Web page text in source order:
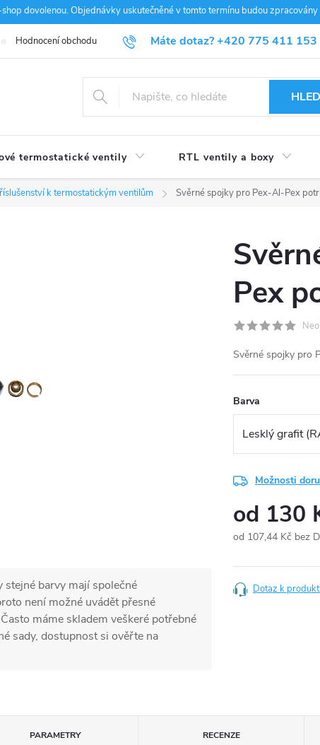
dovolenou. Objednávky uskutečněné v tomto termínu budou
Máte dotaz?+420 775 411 153
Hodnocení obchodu Blog
termostatické ventily RTL ventily a boxy
k termostatickým ventilům Svěrné spojky pro Pex-Al-Pex
stejné barvy mají společné
není možné uvádět přesné
máme skladem veškeré potřebné
sady, dostupnost si ověřte na
Pex
Svěrné spojky pro
Barva
Možnosti
od 130
od 107,44 Kč bez
cena:
Dotaz k
PARAMETRY RECENZE